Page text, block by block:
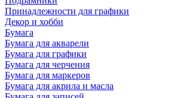
Принадлежности для графики
Декор и хобби
Бумага
Бумага для акварели
Бумага для графики
Бумага для черчения
Бумага для маркеров
Бумага для акрила и масла